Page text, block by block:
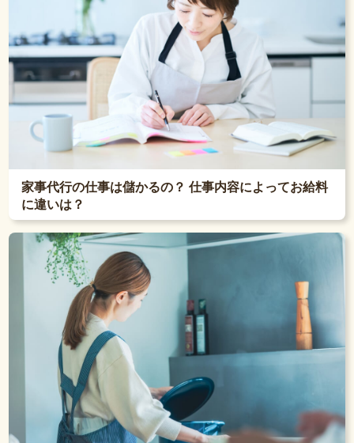
家事代行の仕事は儲かるの？ 仕事内容によってお給料
に違いは？